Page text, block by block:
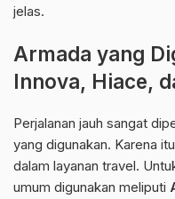
jelas.
Armada yang
Innova, Hiace,
Perjalanan jauh sangat
yang digunakan. Karena
dalam layanan travel.
umum digunakan meliputi